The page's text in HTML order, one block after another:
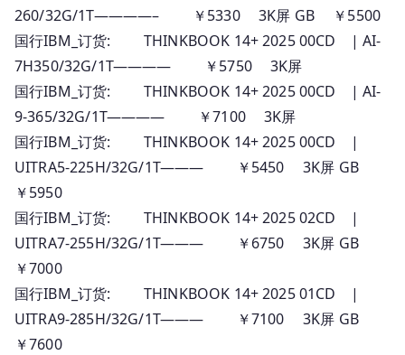
260/32G/1T————– ￥5330 3K屏 GB ￥5500
国行IBM_订货: THINKBOOK 14+ 2025 00CD | AI-
7H350/32G/1T———— ￥5750 3K屏
国行IBM_订货: THINKBOOK 14+ 2025 00CD | AI-
9-365/32G/1T———— ￥7100 3K屏
国行IBM_订货: THINKBOOK 14+ 2025 00CD |
UITRA5-225H/32G/1T——— ￥5450 3K屏 GB
￥5950
国行IBM_订货: THINKBOOK 14+ 2025 02CD |
UITRA7-255H/32G/1T——— ￥6750 3K屏 GB
￥7000
国行IBM_订货: THINKBOOK 14+ 2025 01CD |
UITRA9-285H/32G/1T——— ￥7100 3K屏 GB
￥7600